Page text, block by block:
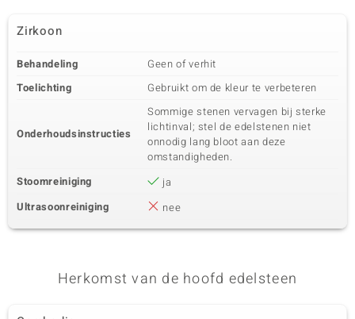
Zirkoon
Behandeling
Geen of verhit
Toelichting
Gebruikt om de kleur te verbeteren
Onderhoudsinstructies
Sommige stenen vervagen bij sterke
lichtinval; stel de edelstenen niet
onnodig lang bloot aan deze
omstandigheden.
Stoomreiniging
ja
Ultrasoonreiniging
nee
Herkomst van de hoofd edelsteen